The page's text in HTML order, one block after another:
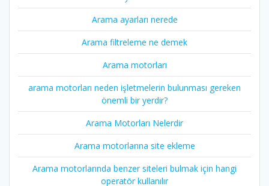
Arama ayarları nerede
Arama filtreleme ne demek
Arama motorları
arama motorları neden işletmelerin bulunması gereken
önemli bir yerdir?
Arama Motorları Nelerdir
Arama motorlarına site ekleme
Arama motorlarında benzer siteleri bulmak için hangi
operatör kullanılır